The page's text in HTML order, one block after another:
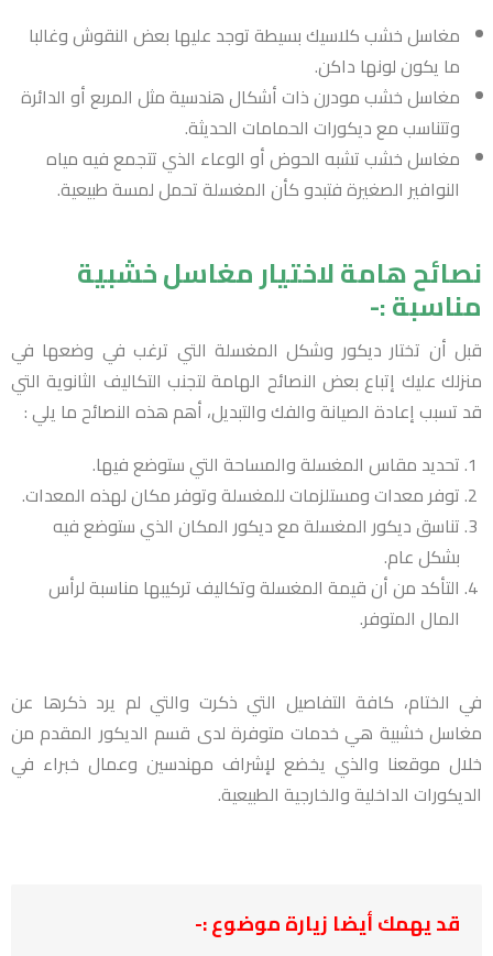
مغاسل خشب كلاسيك بسيطة توجد عليها بعض النقوش وغالبا
ما يكون لونها داكن.
مغاسل خشب مودرن ذات أشكال هندسية مثل المربع أو الدائرة
وتتناسب مع ديكورات الحمامات الحديثة.
مغاسل خشب تشبه الحوض أو الوعاء الذي تتجمع فيه مياه
النوافير الصغيرة فتبدو كأن المغسلة تحمل لمسة طبيعية.
نصائح هامة لاختيار مغاسل خشبية
مناسبة :-
قبل أن تختار ديكور وشكل المغسلة التي ترغب في وضعها في
منزلك عليك إتباع بعض النصائح الهامة لتجنب التكاليف الثانوية التي
قد تسبب إعادة الصيانة والفك والتبديل، أهم هذه النصائح ما يلي :
تحديد مقاس المغسلة والمساحة التي ستوضع فيها.
توفر معدات ومستلزمات للمغسلة وتوفر مكان لهذه المعدات.
تناسق ديكور المغسلة مع ديكور المكان الذي ستوضع فيه
بشكل عام.
التأكد من أن قيمة المغسلة وتكاليف تركيبها مناسبة لرأس
المال المتوفر.
في الختام، كافة التفاصيل التي ذكرت والتي لم يرد ذكرها عن
مغاسل خشبية هي خدمات متوفرة لدى قسم الديكور المقدم من
خلال موقعنا والذي يخضع لإشراف مهندسين وعمال خبراء في
الديكورات الداخلية والخارجية الطبيعية.
قد يهمك أيضا زيارة موضوع :-